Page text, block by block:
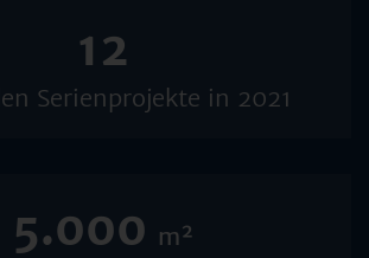
12
Serienprojekte in 2021
5.000 m²